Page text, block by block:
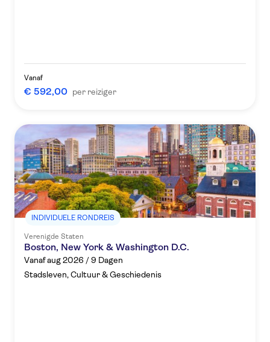
Vanaf
€ 592,00 per reiziger
INDIVIDUELE RONDREIS
Verenigde Staten
Boston, New York & Washington D.C.
Vanaf aug 2026 / 9 Dagen
Stadsleven, Cultuur & Geschiedenis